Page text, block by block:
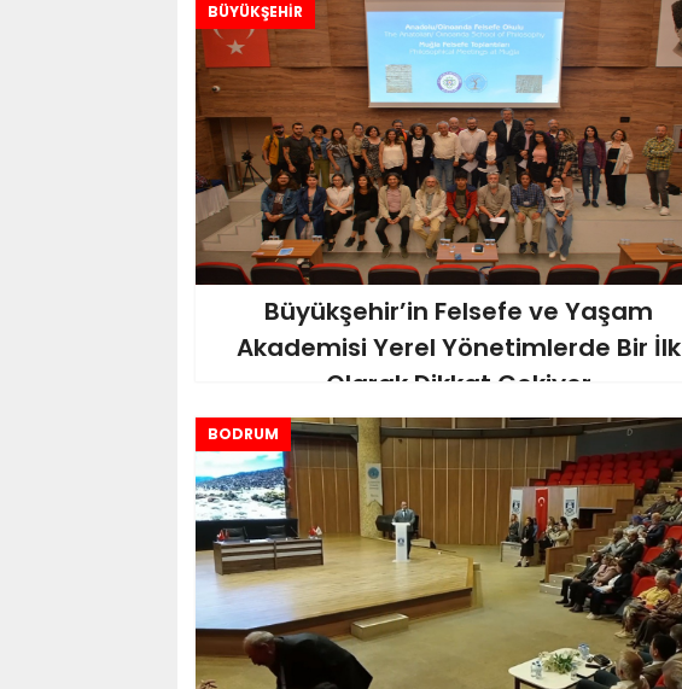
BÜYÜKŞEHİR
Büyükşehir’in Felsefe ve Yaşam
Akademisi Yerel Yönetimlerde Bir İlk
Olarak Dikkat Çekiyor
BODRUM